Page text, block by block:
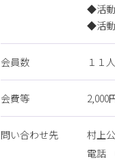
◆活動
◆活
会員数 １１人
会費等 2,000
問い合わせ先
村上
電話